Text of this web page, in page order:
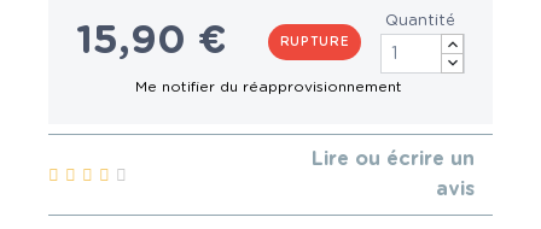
15,90 € RUPTURE
Quantité
Lire ou écrire un
avis